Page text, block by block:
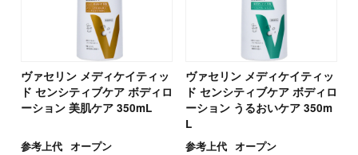
ヴァセリン メディケイティッ
ド センシティブケア ボディロ
ーション 美肌ケア 350mL
参考上代 オープン
ヴァセリン メディケイティッ
ド センシティブケア ボディロ
ーション うるおいケア 350m
L
参考上代 オープン